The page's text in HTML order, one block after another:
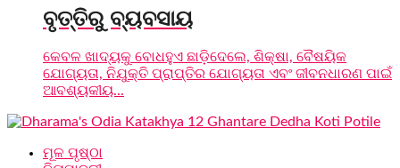
ବୃତ୍ତିରୁ ବ୍ୟବସାୟ
କେବଳ ଖାଦ୍ୟକୁ ବୋଧହୁଏ ଛାଡ଼ିଦେଲେ, ଶିକ୍ଷା, ବୈଷୟିକ
ଯୋଗ୍ୟତା, ନିଯୁକ୍ତି ପ୍ରାପ୍ତିର ଯୋଗ୍ୟତା ଏବଂ ଜୀବନଧାରଣ ପାଇଁ
ଆବଶ୍ୟକୀୟ...
ମୂଳ ପୃଷ୍ଠା